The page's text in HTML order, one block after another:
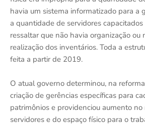
havia um sistema informatizado para a
a quantidade de servidores
ressaltar que não havia organização ou
realização dos inventários. Toda a
feita a partir de 2019.
O atual governo determinou, na
criação de gerências específicas para
patrimônios e providenciou aumento
servidores e do espaço físico para o